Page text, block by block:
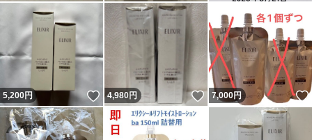
5,200円 いいね！
4,980円 いいね！
7,000円